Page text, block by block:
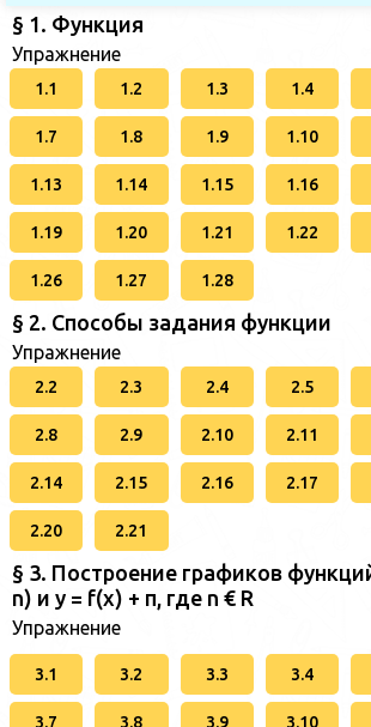
§ 1. Функция
Упражнение
1.1 1.2 1.3 1.4
1.7 1.8 1.9 1.10
1.13 1.14 1.15 1.16
1.19 1.20 1.21 1.22
1.26 1.27 1.28
§ 2. Способы задания функции
Упражнение
2.2 2.3 2.4 2.5
2.8 2.9 2.10 2.11
2.14 2.15 2.16 2.17
2.20 2.21
§ 3. Построение графиков
n) и у = f(x) + п, где n € R
Упражнение
3.1 3.2 3.3 3.4
3.7 3.8 3.9 3.10